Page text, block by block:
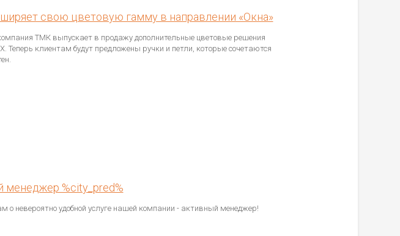
свою цветовую гамму в направлении «Окна»
ТМК выпускает в продажу дополнительные цветовые решения
Теперь клиентам будут предложены ручки и петли, которые сочетаются
менеджер %city_pred%
о невероятно удобной услуге нашей компании - активный менеджер!